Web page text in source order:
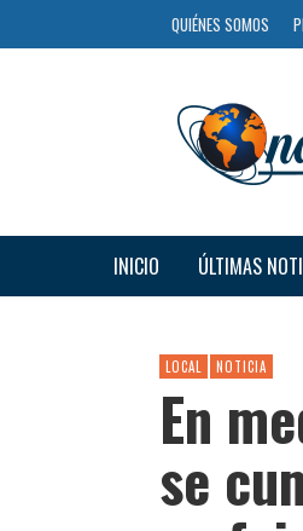
QUIÉNES SOMOS
INICIO ÚLTIMAS
LOCAL NOTICIA
En
se